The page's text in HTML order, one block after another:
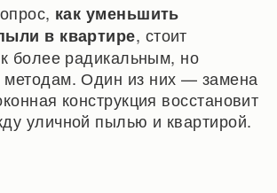
как уменьшить
в квартире, стоит
более радикальным, но
Один из них — замена
конструкция восстановит
уличной пылью и квартирой.